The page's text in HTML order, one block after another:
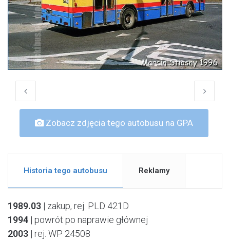
Zobacz zdjęcia tego autobusu na GPA
Historia tego autobusu Reklamy
1989.03 | zakup, rej. PLD 421D
1994 | powrót po naprawie głównej
2003 | rej. WP 24508